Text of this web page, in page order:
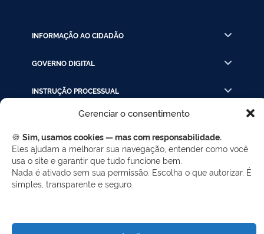
Gerenciar o consentimento
🍪 Sim, usamos cookies — mas com responsabilidade.
Eles ajudam a melhorar sua navegação, entender como você
usa o site e garantir que tudo funcione bem.
Nada é ativado sem sua permissão. Escolha o que autorizar. É
simples, transparente e seguro.
INFORMAÇÃO AO CIDADÃO
GOVERNO DIGITAL
INSTRUÇÃO PROCESSUAL
LINKS RÁPIDOS
REDES SOCIAIS
Facebook
Twitter
LinkedIn
Instagram